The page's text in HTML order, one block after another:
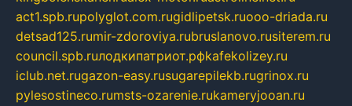
act1.spb.rupolyglot.com.rugidlipetsk.ruooo-driada.ru
detsad125.rumir-zdoroviya.rubruslanovo.rusiterem.ru
council.spb.ruлодкипатриот.рфkafekolizey.ru
iclub.net.rugazon-easy.rusugarepilekb.rugrinox.ru
pylesostineco.rumsts-ozarenie.rukameryjooan.ru